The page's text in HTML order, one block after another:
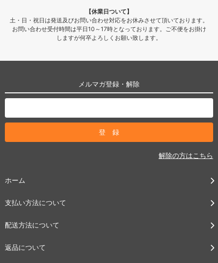
【休業日ついて】
土・日・祝日は発送及びお問い合わせ対応をお休みさせて頂いております。
お問い合わせ受付時間は平日10～17時となっております。ご不便をお掛け
しますが何卒よろしくお願い致します。
メルマガ登録・解除
解除の方はこちら
ホーム
支払い方法について
配送方法について
返品について